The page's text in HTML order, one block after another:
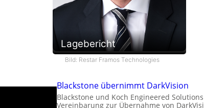
Lagebericht
Bild: Restar Framos Technologies
Blackstone übernimmt DarkVision
Blackstone und Koch Engineered
Vereinbarung zur Übernahme von